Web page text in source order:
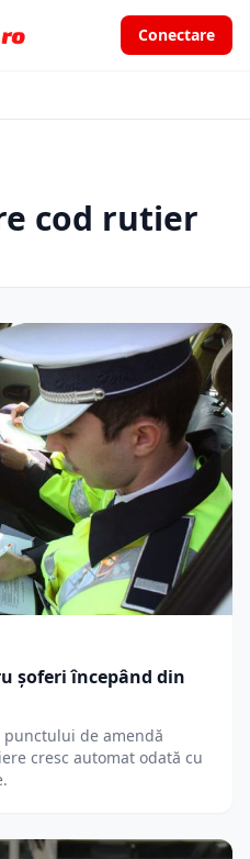
Conectare
cod rutier
șoferi începând din
de amendă
cresc automat odată cu